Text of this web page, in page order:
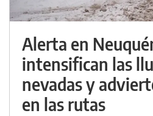
Alerta en
intensifican las
nevadas y
en las rutas